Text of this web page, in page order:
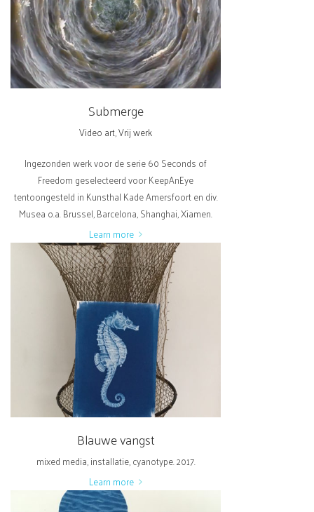
Submerge
Video art,Vrij werk
Ingezonden werk voor de serie 60 Seconds of
Freedom geselecteerd voor KeepAnEye
tentoongesteld in Kunsthal Kade Amersfoort en div.
Musea o.a. Brussel, Barcelona, Shanghai, Xiamen.
Learn more
Blauwe vangst
mixed media, installatie, cyanotype. 2017.
Learn more